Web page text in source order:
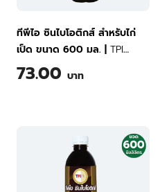
ทีพีไอ ซินไบโอติกส์ สำหรับไก่
เป็ด ขนาด 600 มล.
TPI
Synbiotics for Chicken and
Poultry 600 ml
73.00 บาท